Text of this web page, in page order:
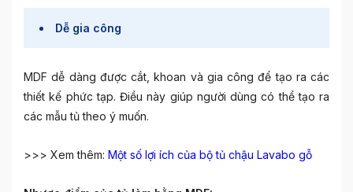
Dễ gia công
MDF dễ dàng được cắt, khoan và gia công để tạo ra các
thiết kế phức tạp. Điều này giúp người dùng có thể tạo ra
các mẫu tủ theo ý muốn.
>>> Xem thêm: Một số lợi ích của bộ tủ chậu Lavabo gỗ